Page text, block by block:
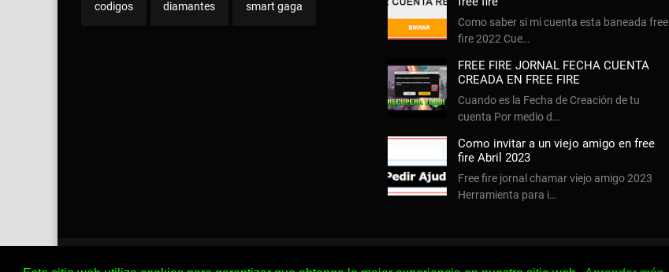
codigos diamantes smart gaga
Como saber si mi cuenta esta baneada free
fire 2022 Cue…
FREE FIRE JORNAL FECHA CUENTA
CREADA EN FREE FIRE
Cuando es la Fecha de Creación de tu
cuenta Por medio d…
Como invitar a un viejo amigo en free
fire Abril 2023
Free fire jornal chamar viejo amigo 2023
Herramienta para i…